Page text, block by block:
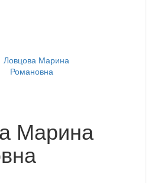
Марина